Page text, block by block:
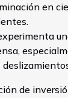
en
de